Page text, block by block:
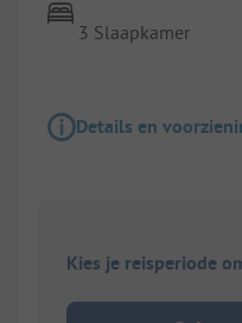
3 Slaapkamer
Details en
Kies je reisperiode